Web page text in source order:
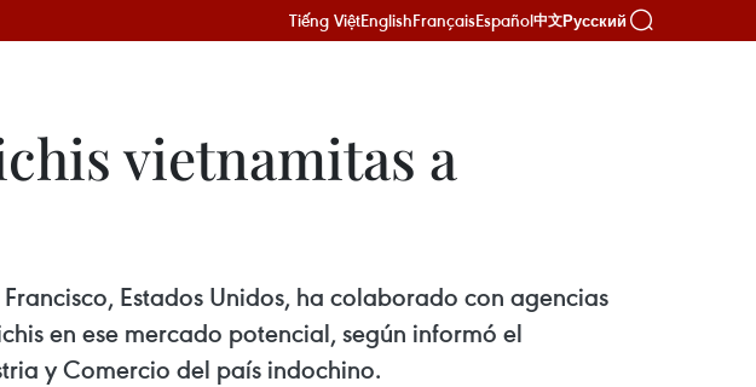
Tiếng ViệtEnglishFrançaisEspañol中文Русский
vietnamitas a
Estados Unidos, ha colaborado con agencias
en ese mercado potencial, según informó el
y Comercio del país indochino.